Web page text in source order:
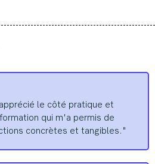
le côté pratique et
qui m'a permis de
concrètes et tangibles."